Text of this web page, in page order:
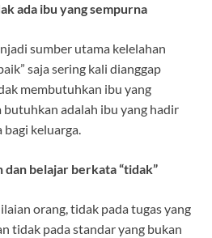
ada ibu yang sempurna
sumber utama kelelahan
saja sering kali dianggap
membutuhkan ibu yang
butuhkan adalah ibu yang hadir
keluarga.
dan belajar berkata “tidak”
orang, tidak pada tugas yang
tidak pada standar yang bukan